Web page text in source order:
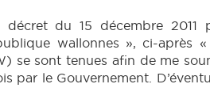
du 15 décembre
wallonnes », ci-après
se sont tenues afin de me
par le Gouvernement.